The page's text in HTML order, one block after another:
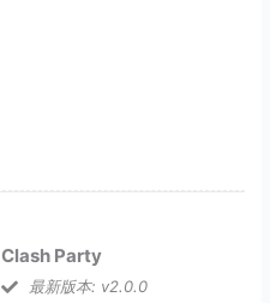
Clash Party
最新版本: v2.0.0